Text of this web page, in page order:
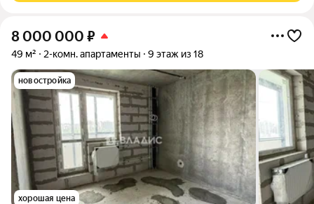
8 000 000 ₽
49 м² 2-комн. апартаменты 9 этаж из 18
новостройка
хорошая цена